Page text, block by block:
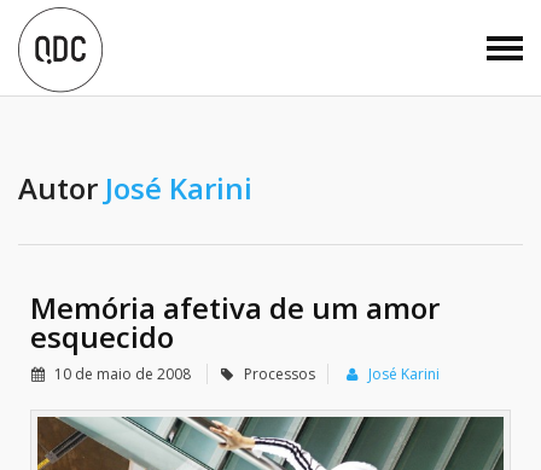
Autor José Karini
Memória afetiva de um amor
esquecido
10 de maio de 2008 Processos José Karini